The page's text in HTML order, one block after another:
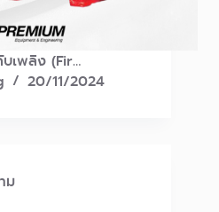
เพลิง (Fir…
20/11/2024
ม